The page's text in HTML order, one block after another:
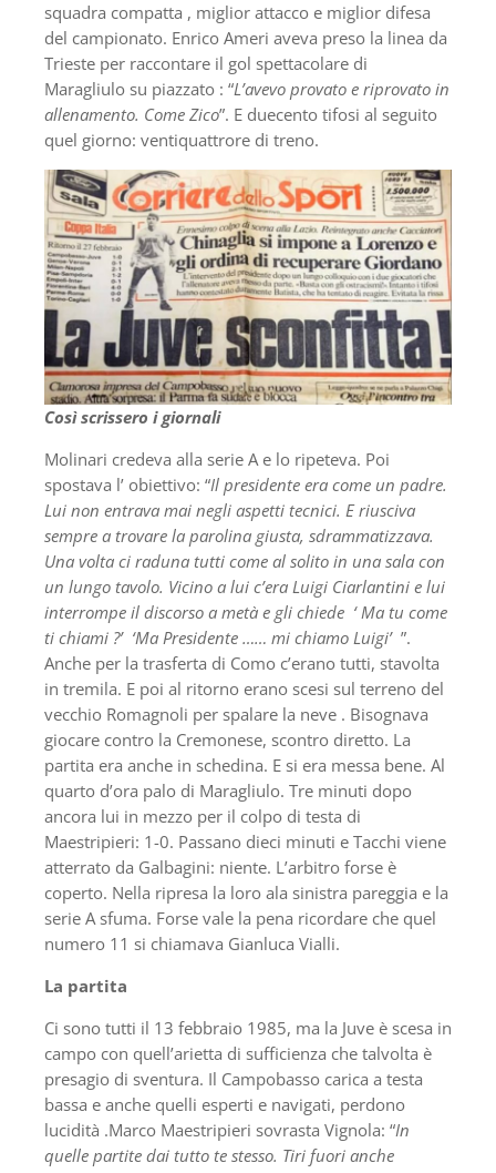
squadra compatta , miglior attacco e miglior difesa
del campionato. Enrico Ameri aveva preso la linea da
Trieste per raccontare il gol spettacolare di
Maragliulo su piazzato : “L’avevo provato e riprovato in
allenamento. Come Zico”. E duecento tifosi al seguito
quel giorno: ventiquattrore di treno.
Così scrissero i giornali
Molinari credeva alla serie A e lo ripeteva. Poi
spostava l’ obiettivo: “Il presidente era come un padre.
Lui non entrava mai negli aspetti tecnici. E riusciva
sempre a trovare la parolina giusta, sdrammatizzava.
Una volta ci raduna tutti come al solito in una sala con
un lungo tavolo. Vicino a lui c’era Luigi Ciarlantini e lui
interrompe il discorso a metà e gli chiede ‘ Ma tu come
ti chiami ?’ ‘Ma Presidente …… mi chiamo Luigi’ ”.
Anche per la trasferta di Como c’erano tutti, stavolta
in tremila. E poi al ritorno erano scesi sul terreno del
vecchio Romagnoli per spalare la neve . Bisognava
giocare contro la Cremonese, scontro diretto. La
partita era anche in schedina. E si era messa bene. Al
quarto d’ora palo di Maragliulo. Tre minuti dopo
ancora lui in mezzo per il colpo di testa di
Maestripieri: 1-0. Passano dieci minuti e Tacchi viene
atterrato da Galbagini: niente. L’arbitro forse è
coperto. Nella ripresa la loro ala sinistra pareggia e la
serie A sfuma. Forse vale la pena ricordare che quel
numero 11 si chiamava Gianluca Vialli.
La partita
Ci sono tutti il 13 febbraio 1985, ma la Juve è scesa in
campo con quell’arietta di sufficienza che talvolta è
presagio di sventura. Il Campobasso carica a testa
bassa e anche quelli esperti e navigati, perdono
lucidità .Marco Maestripieri sovrasta Vignola: “In
quelle partite dai tutto te stesso. Tiri fuori anche